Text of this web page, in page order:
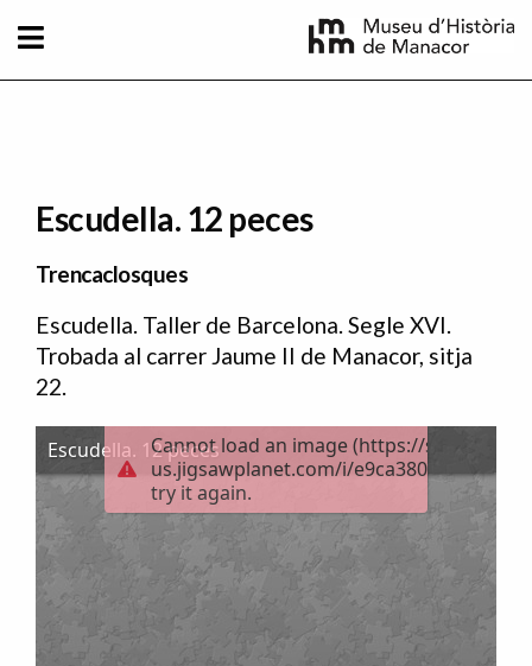
Escudella. 12 peces
Trencaclosques
Escudella. Taller de Barcelona. Segle XVI.
Trobada al carrer Jaume II de Manacor, sitja
22.